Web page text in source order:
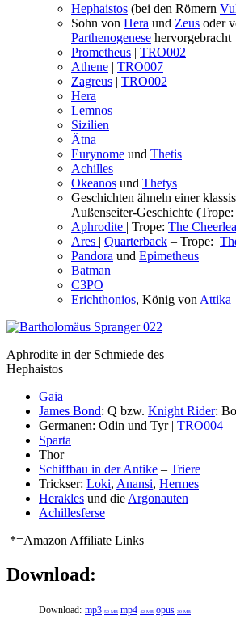
Hephaistos (bei den Römern
Sohn von Hera und Zeus oder
Parthenogenese hervorgebracht
Prometheus | TRO002
Athene | TRO007
Zagreus | TRO002
Hera
Lemnos
Sizilien
Ätna
Eurynome und Thetis
Achilles
Okeanos und Thetys
Geschichten ähneln einer
Außenseiter-Geschichte (Trope:
Aphrodite | Trope: The
Ares | Quarterback – Trope:
Pandora und Epimetheus
Batman
C3PO
Erichthonios, König von Attika
Aphrodite in der Schmiede des
Hephaistos
Gaia
James Bond: Q bzw. Knight Rider:
Germanen: Odin und Tyr | TRO004
Sparta
Thor
Schiffbau in der Antike – Triere
Trickser: Loki, Anansi, Hermes
Herakles und die Argonauten
Achillesferse
*=Amazon Affiliate Links
Download:
Download: mp3 59 MB mp4 42 MB opus 30 MB